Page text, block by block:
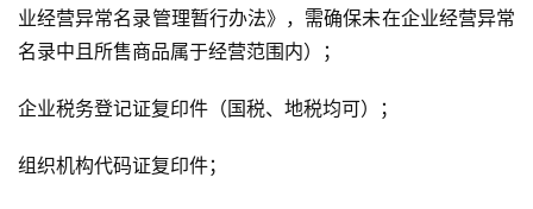
业经营异常名录管理暂行办法》，需确保未在企业经营异常
名录中且所售商品属于经营范围内）；
企业税务登记证复印件（国税、地税均可）；
组织机构代码证复印件；